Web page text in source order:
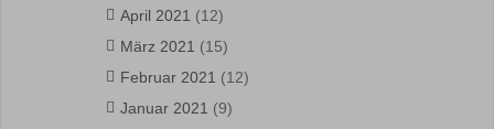
April 2021 (12)
März 2021 (15)
Februar 2021 (12)
Januar 2021 (9)